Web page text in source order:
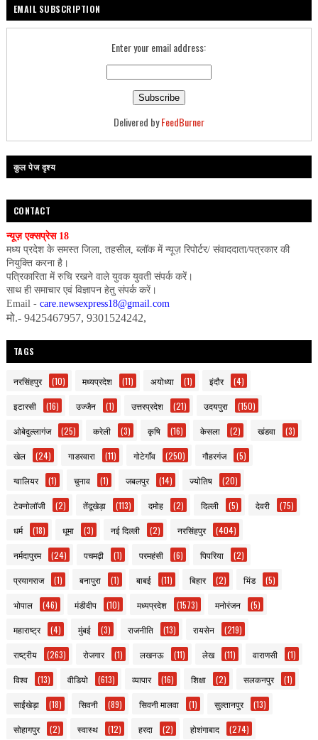
EMAIL SUBSCRIPTION
Enter your email address:
Delivered byFeedBurner
कुल पेज दृश्य
CONTACT
न्यूज़ एक्सप्रेस 18
मध्य प्रदेश के समस्त जिला, तहसील, ब्लॉक में न्यूज़ रिपोर्टर/ संवाददाता/पत्रकार की
नियुक्ति करना है।
पत्रिकारिता में रुचि रखने वाले युवक युवती संपर्क करें।
साथ ही समाचार एवं विज्ञापन हेतु संपर्क करें।
Email - care.newsexpress18@gmail.com
मो.- 9425467957, 9301524242,
TAGS
नरसिंहपुर (10) मध्यप्रदेश (11) अयोध्या (1) इंदौर (4)
इटारसी (16) उज्जैन (1) उत्तरप्रदेश (21) उदयपुरा (150)
ओबेदुल्लागंज (25) करेली (3) कृषि (16) केसला (2) खंडवा (3)
खेल (24) गाडरवारा (11) गोटेगाँव (250) गौहरगंज (5)
ग्वालियर (1) चुनाव (1) जबलपुर (14) ज्योतिष (20)
टेक्नोलॉजी (2) तेंदूखेड़ा (113) दमोह (2) दिल्ली (5) देवरी (75)
धर्म (18) धूमा (3) नई दिल्ली (2) नरसिंहपुर (404)
नर्मदापुरम (24) पचमढ़ी (1) परमहंसी (6) पिपरिया (2)
प्रयागराज (1) बनापुरा (1) बाबई (11) बिहार (2) भिंड (5)
भोपाल (46) मंडीदीप (10) मध्यप्रदेश (1573) मनोरंजन (5)
महाराष्ट्र (4) मुंबई (3) राजनीति (13) रायसेन (219)
राष्ट्रीय (263) रोजगार (1) लखनऊ (11) लेख (11) वाराणसी (1)
विश्व (13) वीडियो (613) व्यापार (16) शिक्षा (2) सलकनपुर (1)
साईंखेड़ा (18) सिवनी (89) सिवनी मालवा (1) सुल्तानपुर (13)
सोहागपुर (2) स्वास्थ (12) हरदा (2) होशंगाबाद (274)